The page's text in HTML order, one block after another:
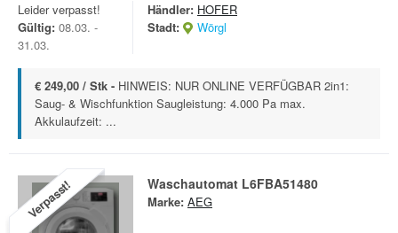
Leider verpasst!
Gültig: 08.03. -
31.03.
Händler: HOFER
Stadt:
Wörgl
€ 249,00 / Stk - HINWEIS: NUR ONLINE VERFÜGBAR 2in1:
Saug- & Wischfunktion Saugleistung: 4.000 Pa max.
Akkulaufzeit: ...
Verpasst! Waschautomat L6FBA51480
Marke: AEG